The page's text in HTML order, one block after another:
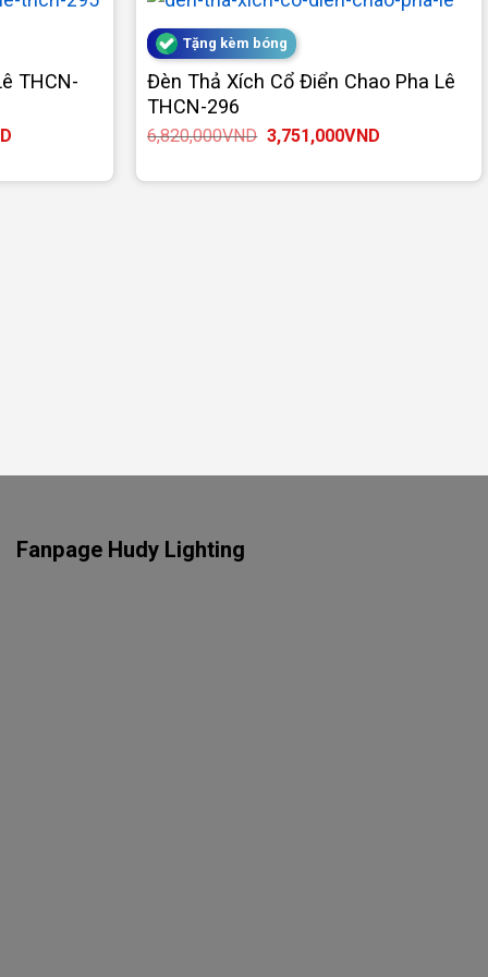
THCN-
Giá
là:
Tặng kèm bóng
Đèn Thả Xích Cổ Điển Chao Pha Lê
THCN-296
6,820,000VND Giá
6,820,000VND.
3,751,000VND
là:
Fanpage Hudy Lighting